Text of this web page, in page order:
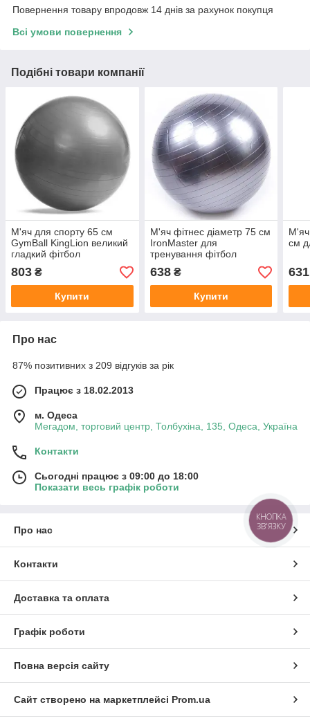
Повернення товару впродовж 14 днів за рахунок покупця
Всі умови повернення
Подібні товари компанії
М'яч для спорту 65 см
GymBall KingLion великий
гладкий фітбол
803 ₴
Купити
М'яч фітнес діаметр 75 см
IronMaster для
тренування фітбол
638₴
Купити
М'яч
см
631
Про нас
87% позитивних з 209 відгуків за рік
Працює з 18.02.2013
м. Одеса
Мегадом, торговий центр, Толбухіна, 135, Одеса, Україна
Контакти
Сьогодні працює з 09:00 до 18:00
Показати весь графік роботи
Про нас
Контакти
Доставка та оплата
Графік роботи
Повна версія сайту
Сайт створено на маркетплейсі Prom.ua
КНОПКА
ЗВ'ЯЗКУ